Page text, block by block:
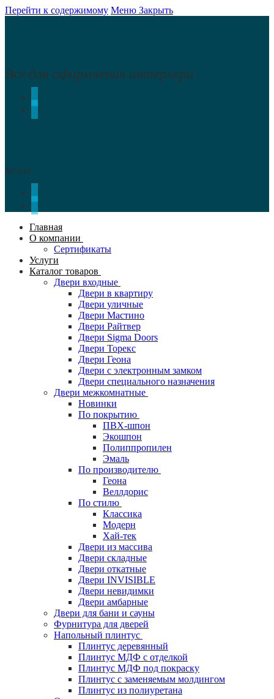
Перейти к содержимому Меню Закрыть
Всё для оформления интерьера
Меню
Главная
О компании
Сертификаты
Услуги
Каталог товаров
Двери входные
Двери в квартиру
Двери уличные
Двери Мастино
Двери Райтвер
Двери Sigma Doors
Двери Торекс
Двери Геона
Двери с электронным замком
Двери специального назначения
Двери межкомнатные
Новинки
По покрытию
ПВХ-шпон
Экошпон
Полиппропилен
Эмаль
По производителю
Геона
Веллдорис
По стилю
Классика
Модерн
Хай-тек
Двери из массива
Двери складные
Двери откатные
Двери INVISIBLE
Двери невидимки
Двери амбарные
Двери для бани и сауны
Фурнитура для дверей
Напольный плинтус
Плинтус деревянный
Плинтус МДФ с отделкой
Плинтус МДФ под покраску
Плинтус с заменяемым молдингом
Плинтус из полиуретана